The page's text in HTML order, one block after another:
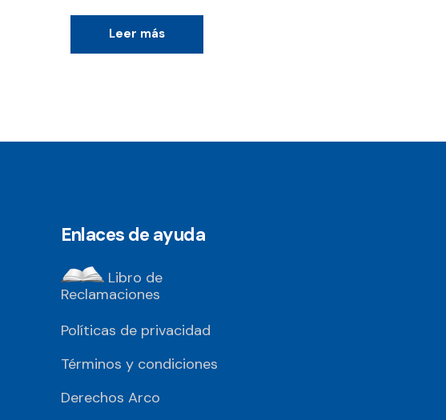
Leer más
Enlaces de ayuda
Libro de
Reclamaciones
Políticas de privacidad
Términos y condiciones
Derechos Arco